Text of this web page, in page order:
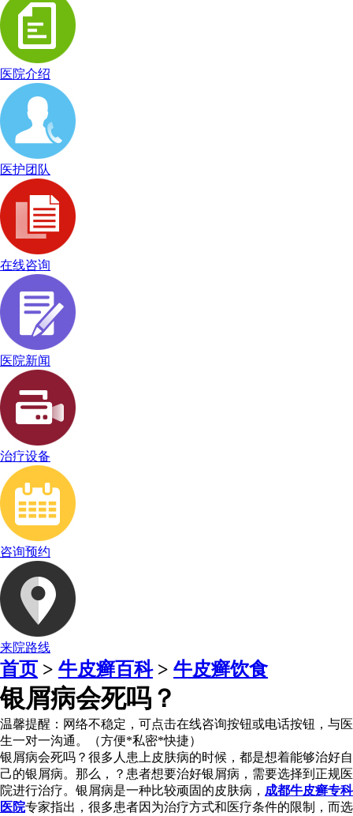
医院介绍
医护团队
在线咨询
医院新闻
治疗设备
咨询预约
来院路线
首页 > 牛皮癣百科> 牛皮癣饮食
银屑病会死吗？
温馨提醒： 网络不稳定，可点击在线咨询按钮或电话按钮，与医
生一对一沟通。（方便*私密*快捷）
银屑病会死吗？很多人患上皮肤病的时候，都是想着能够治好自
己的银屑病。那么，？患者想要治好银屑病，需要选择到正规医
院进行治疗。银屑病是一种比较顽固的皮肤病， 成都牛皮癣专科
医院专家指出，很多患者因为治疗方式和医疗条件的限制，而选